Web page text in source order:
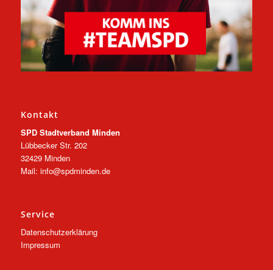
Kontakt
SPD Stadtverband Minden
Lübbecker Str. 202
32429 Minden
Mail: info@spdminden.de
Service
Datenschutzerklärung
Impressum